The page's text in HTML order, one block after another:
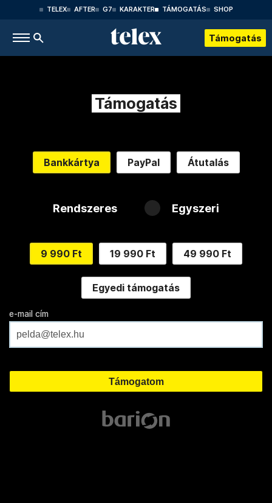
TELEX AFTER G7 KARAKTER TÁMOGATÁS SHOP
Támogatás
Támogatás
Bankkártya PayPal Átutalás
Rendszeres Egyszeri
9 990 Ft 19 990 Ft 49 990 Ft
Egyedi támogatás
e-mail cím